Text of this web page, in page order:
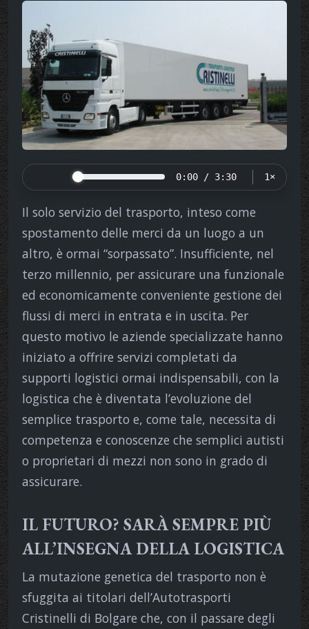
0:00 / 3:30 1×
Il solo servizio del trasporto, inteso come
spostamento delle merci da un luogo a un
altro, è ormai “sorpassato”. Insufficiente, nel
terzo millennio, per assicurare una funzionale
ed economicamente conveniente gestione dei
flussi di merci in entrata e in uscita. Per
questo motivo le aziende specializzate hanno
iniziato a offrire servizi completati da
supporti logistici ormai indispensabili, con la
logistica che è diventata l’evoluzione del
semplice trasporto e, come tale, necessita di
competenza e conoscenze che semplici autisti
o proprietari di mezzi non sono in grado di
assicurare.
IL FUTURO? SARÀ SEMPRE PIÙ
ALL’INSEGNA DELLA LOGISTICA
La mutazione genetica del trasporto non è
sfuggita ai titolari dell’Autotrasporti
Cristinelli di Bolgare che, con il passare degli